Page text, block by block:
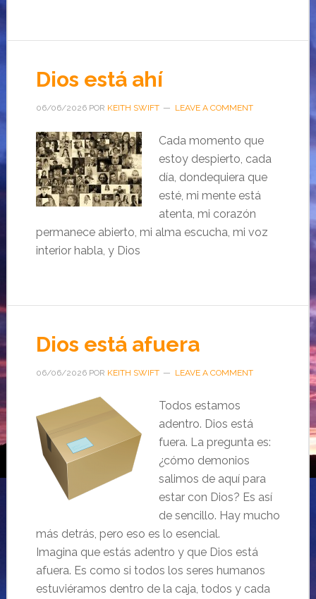
Dios está ahí
06/06/2026POR KEITH SWIFT LEAVE A COMMENT
Cada momento que
estoy despierto, cada
día, dondequiera que
esté, mi mente está
atenta, mi corazón
permanece abierto, mi alma escucha, mi voz
interior habla, y Dios
Dios está afuera
06/06/2026POR KEITH SWIFT LEAVE A COMMENT
Todos estamos
adentro. Dios está
fuera. La pregunta es:
¿cómo demonios
salimos de aquí para
estar con Dios? Es así
de sencillo. Hay mucho
más detrás, pero eso es lo esencial.
Imagina que estás adentro y que Dios está
afuera. Es como si todos los seres humanos
estuviéramos dentro de la caja, todos y cada